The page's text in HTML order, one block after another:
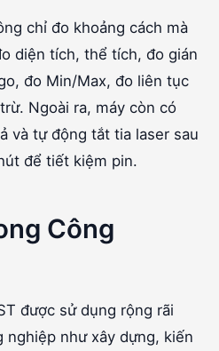
chỉ đo khoảng cách mà
diện tích, thể tích, đo gián
đo Min/Max, đo liên tục
Ngoài ra, máy còn có
và tự động tắt tia laser sau
để tiết kiệm pin.
Công
được sử dụng rộng rãi
nghiệp như xây dựng, kiến